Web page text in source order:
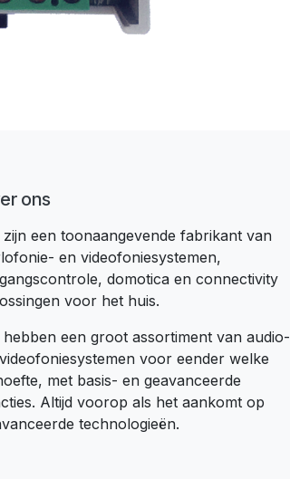
ons
zijn een toonaangevende fabrikant van
en videofoniesystemen,
domotica en connectivity
voor het huis.
hebben een groot assortiment van audio-
voor eender welke
met basis- en geavanceerde
Altijd voorop als het aankomt op
technologieën.